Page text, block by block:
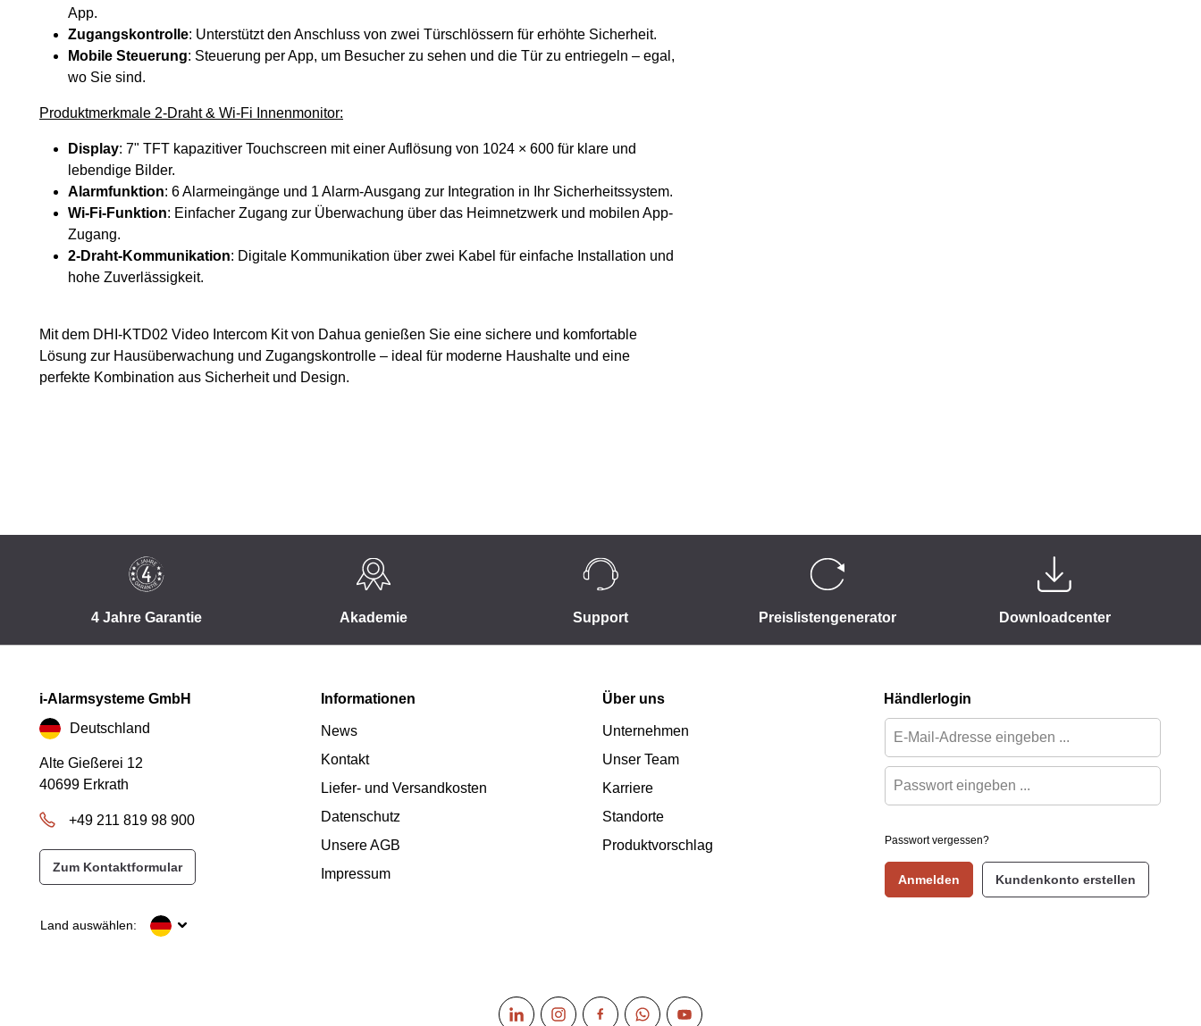
App.
Zugangskontrolle: Unterstützt den Anschluss von zwei Türschlössern für erhöhte Sicherheit.
Mobile Steuerung: Steuerung per App, um Besucher zu sehen und die Tür zu entriegeln – egal,
wo Sie sind.
Produktmerkmale 2-Draht & Wi-Fi Innenmonitor:
Display: 7" TFT kapazitiver Touchscreen mit einer Auflösung von 1024 × 600 für klare und
lebendige Bilder.
Alarmfunktion: 6 Alarmeingänge und 1 Alarm-Ausgang zur Integration in Ihr Sicherheitssystem.
Wi-Fi-Funktion: Einfacher Zugang zur Überwachung über das Heimnetzwerk und mobilen App-
Zugang.
2-Draht-Kommunikation: Digitale Kommunikation über zwei Kabel für einfache Installation und
hohe Zuverlässigkeit.
Mit dem DHI-KTD02 Video Intercom Kit von Dahua genießen Sie eine sichere und komfortable
Lösung zur Hausüberwachung und Zugangskontrolle – ideal für moderne Haushalte und eine
perfekte Kombination aus Sicherheit und Design.
4 Jahre Garantie Akademie Support Preislistengenerator Downloadcenter
i-Alarmsysteme GmbH
Deutschland
Alte Gießerei 12
40699 Erkrath
+49 211 819 98 900
Zum Kontaktformular
Land auswählen:
Informationen
News
Kontakt
Liefer- und Versandkosten
Datenschutz
Unsere AGB
Impressum
Über uns
Unternehmen
Unser Team
Karriere
Standorte
Produktvorschlag
Händlerlogin
Passwort vergessen?
Anmelden Kundenkonto erstellen